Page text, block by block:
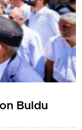
Buldu